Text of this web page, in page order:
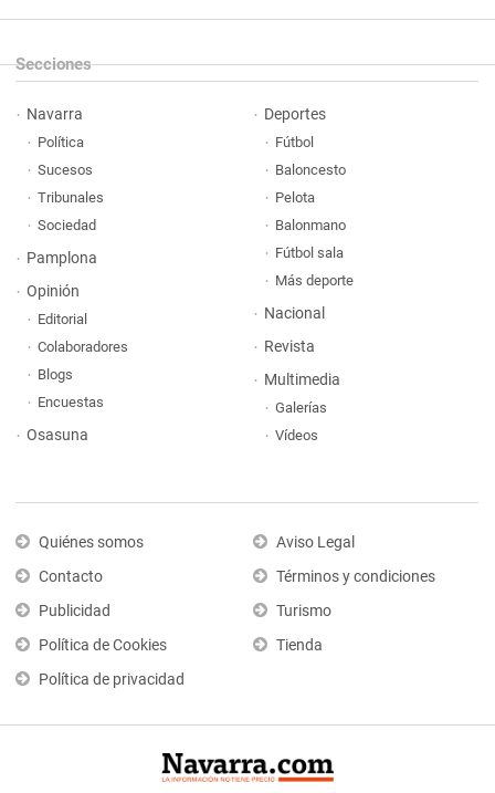
Secciones
Navarra
Política
Sucesos
Tribunales
Sociedad
Pamplona
Opinión
Editorial
Colaboradores
Blogs
Encuestas
Osasuna
Deportes
Fútbol
Baloncesto
Pelota
Balonmano
Fútbol sala
Más deporte
Nacional
Revista
Multimedia
Galerías
Vídeos
Quiénes somos
Contacto
Publicidad
Política de Cookies
Política de privacidad
Aviso Legal
Términos y condiciones
Turismo
Tienda